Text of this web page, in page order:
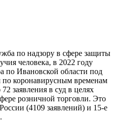
по надзору в сфере защиты
человека, в 2022 году
по Ивановской области под
по коронавирусным временам
заявления в суд в целях
розничной торговли. Это
(4109 заявлений) и 15-е